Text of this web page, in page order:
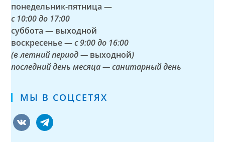
понедельник-пятница —
с 10:00 до 17:00
суббота — выходной
воскресенье —с 9:00 до 16:00
(в летний период — выходной)
последний день месяца — санитарный день
МЫ В СОЦСЕТЯХ
vkontaktetelegram